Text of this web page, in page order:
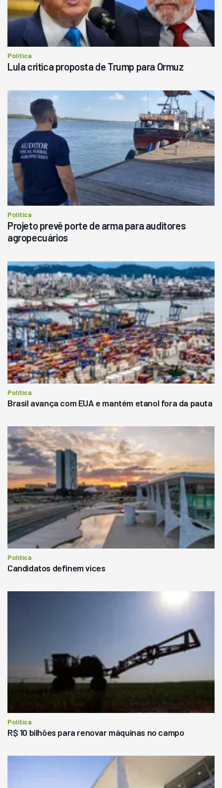
Política
Lula critica proposta de Trump para Ormuz
Política
Projeto prevê porte de arma para auditores
agropecuários
Política
Brasil avança com EUA e mantém etanol fora da pauta
Política
Candidatos definem vices
Política
R$ 10 bilhões para renovar máquinas no campo